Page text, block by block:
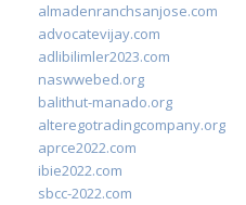
almadenranchsanjose.com
advocatevijay.com
adlibilimler2023.com
naswwebed.org
balithut-manado.org
alteregotradingcompany.org
aprce2022.com
ibie2022.com
sbcc-2022.com